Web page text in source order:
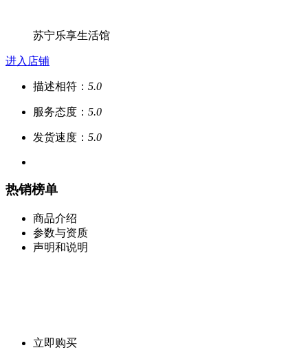
苏宁乐享生活馆
进入店铺
描述相符： 5.0
服务态度： 5.0
发货速度： 5.0
热销榜单
商品介绍
参数与资质
声明和说明
立即购买